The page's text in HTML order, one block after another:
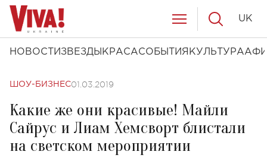
НОВОСТИ ЗВЕЗДЫ КРАСАСОБЫТИЯ КУЛЬТУРА
UK
ШОУ-БИЗНЕС01.03.2019
Какие же они красивые! Майли
Сайрус и Лиам Хемсворт блистали
на светском мероприятии